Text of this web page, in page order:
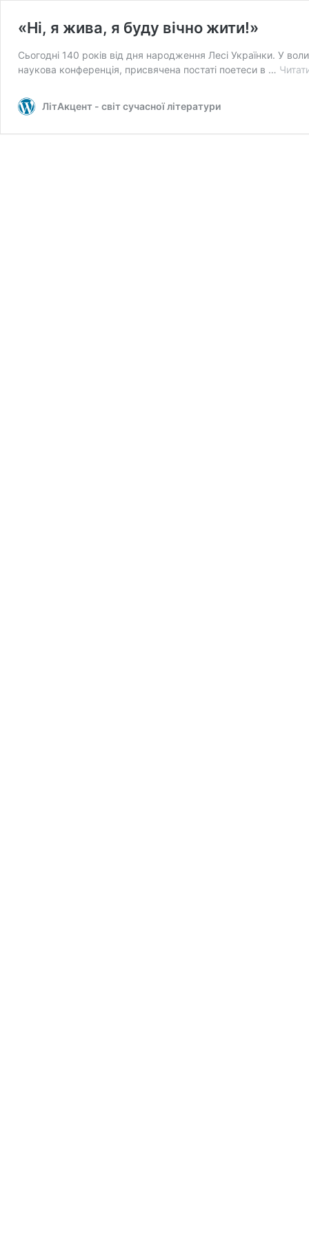
«Ні, я жива, я буду вічно жити!»
Сьогодні 140 років від дня народження Лесі Українки. У
наукова конференція, присвячена постаті поетеси в …
ЛітАкцент - світ сучасної літератури